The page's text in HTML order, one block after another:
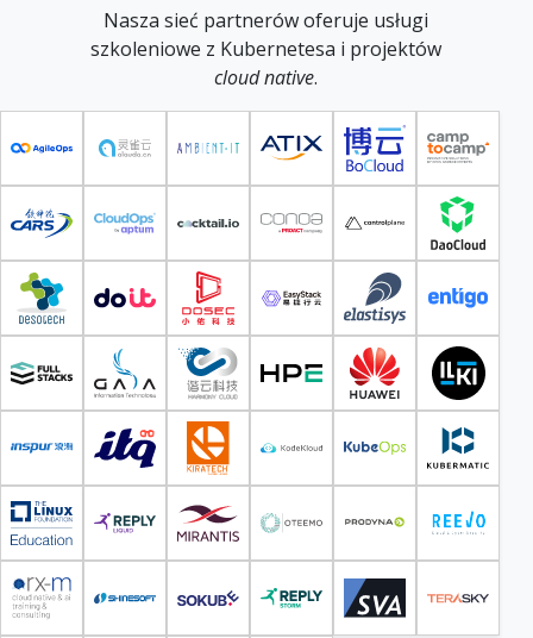
Nasza sieć partnerów oferuje usługi
szkoleniowe z Kubernetesa i projektów
cloud native.